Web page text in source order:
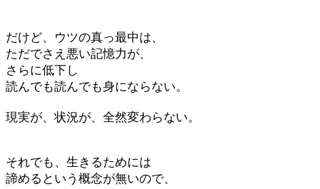
だけど、ウツの真っ最中は、
ただでさえ悪い記憶力が、
さらに低下し
読んでも読んでも身にならない。
現実が、状況が、全然変わらない。
それでも、生きるためには
諦めるという概念が無いので、